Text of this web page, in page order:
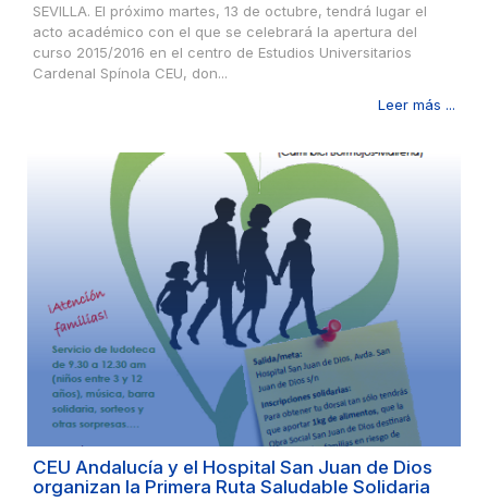
SEVILLA. El próximo martes, 13 de octubre, tendrá lugar el
acto académico con el que se celebrará la apertura del
curso 2015/2016 en el centro de Estudios Universitarios
Cardenal Spínola CEU, don...
Leer más ...
CEU Andalucía y el Hospital San Juan de Dios
organizan la Primera Ruta Saludable Solidaria